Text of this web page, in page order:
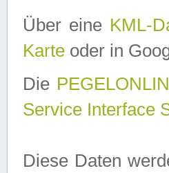
Über eine KML-
Karte oder in
Die
Service Interface
Diese Daten